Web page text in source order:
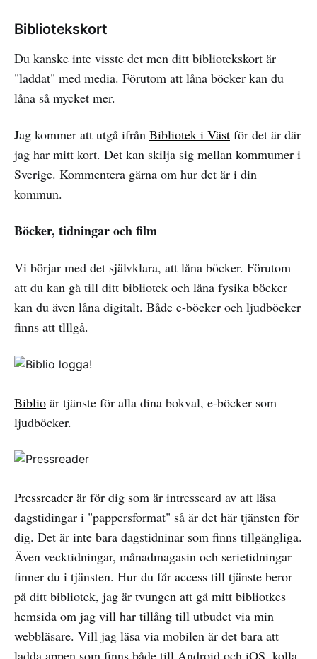
Bibliotekskort
Du kanske inte visste det men ditt bibliotekskort är
"laddat" med media. Förutom att låna böcker kan du
låna så mycket mer.
Jag kommer att utgå ifrån Bibliotek i Väst för det är där
jag har mitt kort. Det kan skilja sig mellan kommumer i
Sverige. Kommentera gärna om hur det är i din
kommun.
Böcker, tidningar och film
Vi börjar med det självklara, att låna böcker. Förutom
att du kan gå till ditt bibliotek och låna fysika böcker
kan du även låna digitalt. Både e-böcker och ljudböcker
finns att tlllgå.
Biblio är tjänste för alla dina bokval, e-böcker som
ljudböcker.
Pressreader är för dig som är intresseard av att läsa
dagstidingar i "pappersformat" så är det här tjänsten för
dig. Det är inte bara dagstidninar som finns tillgängliga.
Även vecktidningar, månadmagasin och serietidningar
finner du i tjänsten. Hur du får access till tjänste beror
på ditt bibliotek, jag är tvungen att gå mitt bibliotkes
hemsida om jag vill har tillång till utbudet via min
webbläsare. Vill jag läsa via mobilen är det bara att